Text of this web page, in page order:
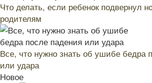
Что делать, если ребенок подвернул
родителям
Все, что нужно знать об ушибе бедра
или удара
Новое